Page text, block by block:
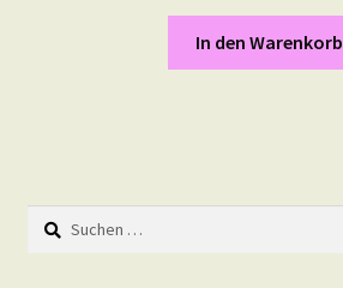
In den Warenkorb
Suchen
nach: